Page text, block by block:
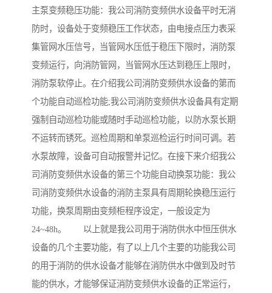
主泵变频稳压功能：我公司消防变频供水设备平时无消
防时，设备处于变频稳压工作状态，由电接点压力表采
集管网水压信号，当管网水压低于稳压下限时，消防泵
变频运行，向消防管网，当管网水压达到稳压上限时，
消防泵软停止。在介绍我公司消防变频供水设备的第而
个功能自动巡检功能;我公司消防变频供水设备具有定期
强制自动巡检功能或随时手动巡检功能，以防水泵长期
不运转而锈死。巡检周期和单泵巡检运行时间可调。若
水泵故障，设备可自动报警并记忆。在接下来介绍我公
司消防变频供水设备的第三个功能自动换泵功能：我公
司消防变频供水设备的消防主泵具有周期轮换稳压运行
功能，换泵周期由变频柜程序设定，一般设定为
24~48h。 以上就是我公司用于消防供水中恒压供水
设备的几个主要功能，有了以上几个主要的功能我公司
的用于消防的供水设备才能够在消防供水中做到及时节
能的供水，才能够保证消防变频供水设备的正常运行，